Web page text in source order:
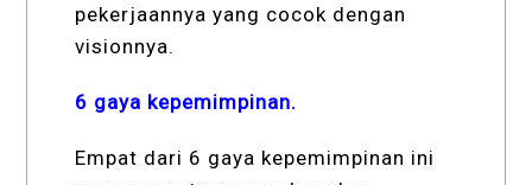
pekerjaannya yang cocok dengan
visionnya.
6 gaya kepemimpinan.
Empat dari 6 gaya kepemimpinan ini